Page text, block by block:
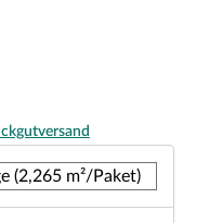
(2,265 m²/Paket)